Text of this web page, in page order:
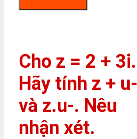
Cho z = 2 + 3i.
Hãy tính z + u-
và z.u-. Nêu
nhận xét.